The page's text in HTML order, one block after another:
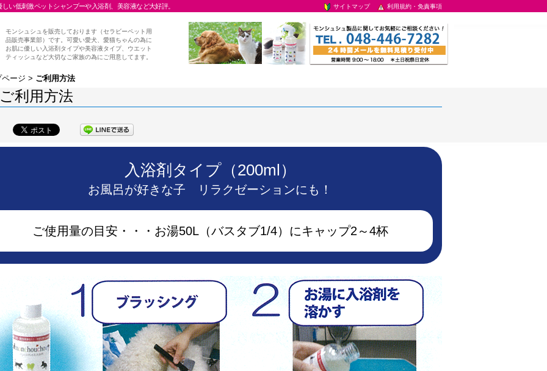
い低刺激ペットシャンプーや入浴剤、美容液など大好評。 利用規約・免責事項
サイトマップ
モンシュシュを販売しております（セラビーペット用
品販売事業部）です。可愛い愛犬、愛猫ちゃんの為に
お肌に優しい入浴剤タイプや美容液タイプ、ウエット
ティッシュなど大切なご家族の為にご用意してます。
ページ > ご利用方法
ご利用方法
入浴剤タイプ（200ml）
お風呂が好きな子 リラクゼーションにも！
ご使用量の目安・・・お湯50L（バスタブ1/4）にキャップ2～4杯